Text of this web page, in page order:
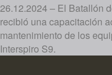
26.12.2024 – El Batallón
recibió una capacitación
mantenimiento de los
Interspiro S9.